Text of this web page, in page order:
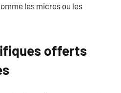
les micros ou les
offerts